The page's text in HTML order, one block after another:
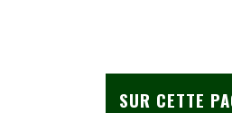
SUR CETTE